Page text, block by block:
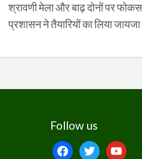
श्रावणी मेला और बाढ़ दोनों पर
प्रशासन ने तैयारियों का लिया जायजा
Follow us
facebooktwitteryoutube